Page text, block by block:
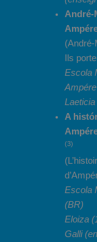
André-
(André-
Ils
Escola
A
(3)
Escola
(BR)
Eloiza
Galli